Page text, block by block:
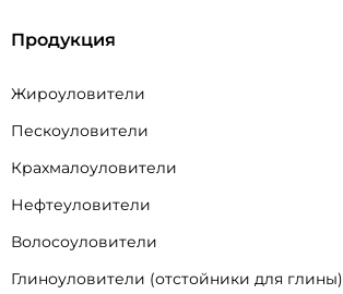
Продукция
Жироуловители
Пескоуловители
Крахмалоуловители
Нефтеуловители
Волосоуловители
Глиноуловители (отстойники для глины)